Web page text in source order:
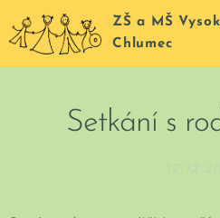
ZŠ a MŠ
Chlumec
Setkání s